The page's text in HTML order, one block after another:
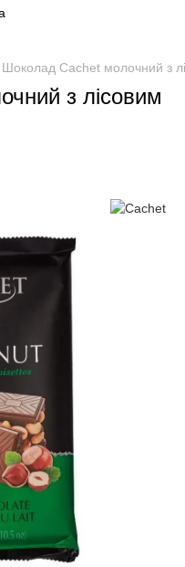
Шоколад Cachet молочний з
з лісовим